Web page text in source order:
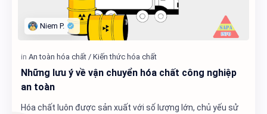
Những lưu ý về vận chuyển hóa chất công nghiệp
an toàn
Hóa chất luôn được sản xuất với số lượng lớn, chủ yếu sử